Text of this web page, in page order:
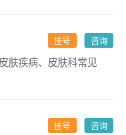
、血管瘤）和痤疮；5.
治疗；6.白癜风诊疗：
咨询
挂号
肤疾病、皮肤科常见
咨询
挂号